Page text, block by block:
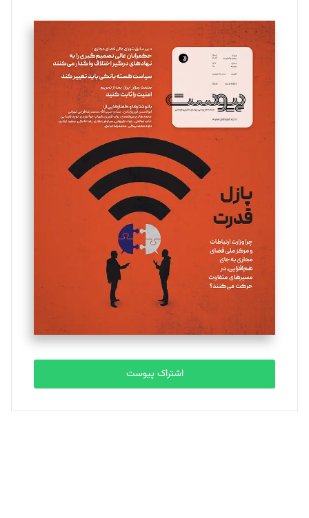
تحریریه
سروش کرمیان
تحریریه
مینا پاکدل
یسنا امان‌پور
تحریریه
ملینا جعفری
تحریریه
مصطفی مسجدی آرانی
تحریریه
بابک نقاش
تحریریه
اشتراک پیوست